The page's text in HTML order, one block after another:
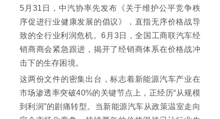
5月31日，中汽协率先发布《关于维护公平竞争秩
序促进行业健康发展的倡议》，直指无序价格战导
致的全行业利润危机。6月3日，全国工商联汽车经
销商商会紧急跟进，揭开了经销商体系在价格战冲
击下的生存困境。
这两份文件的密集出台，标志着新能源汽车产业在
市场渗透率突破40%的关键节点上，正经历“从规模
到利润”的剧痛转型。当新能源汽车从政策温室走向